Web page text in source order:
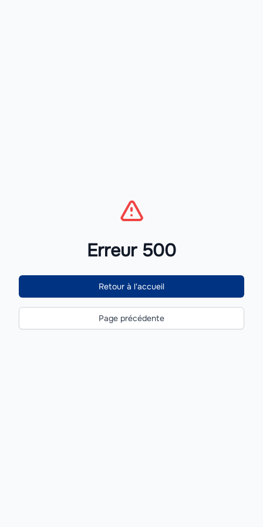
Erreur 500
Retour à l'accueil
Page précédente